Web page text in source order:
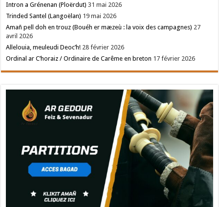
Intron a Grénenan (Ploërdut) 31 mai 2026
Trinded Santel (Langoëlan) 19 mai 2026
Amañ pell doh en trouz (Bouéh er mæzeù : la voix des campagnes) 27
avril 2026
Allelouia, meuleudi Deoc’h! 28 février 2026
Ordinal ar C’horaiz / Ordinaire de Carême en breton 17 février 2026